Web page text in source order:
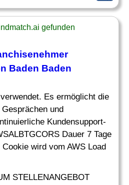
gefunden
Baden Baden
Es ermöglicht die
und
Kundensupport-
Dauer 7 Tage
wird vom AWS Load
STELLENANGEBOT